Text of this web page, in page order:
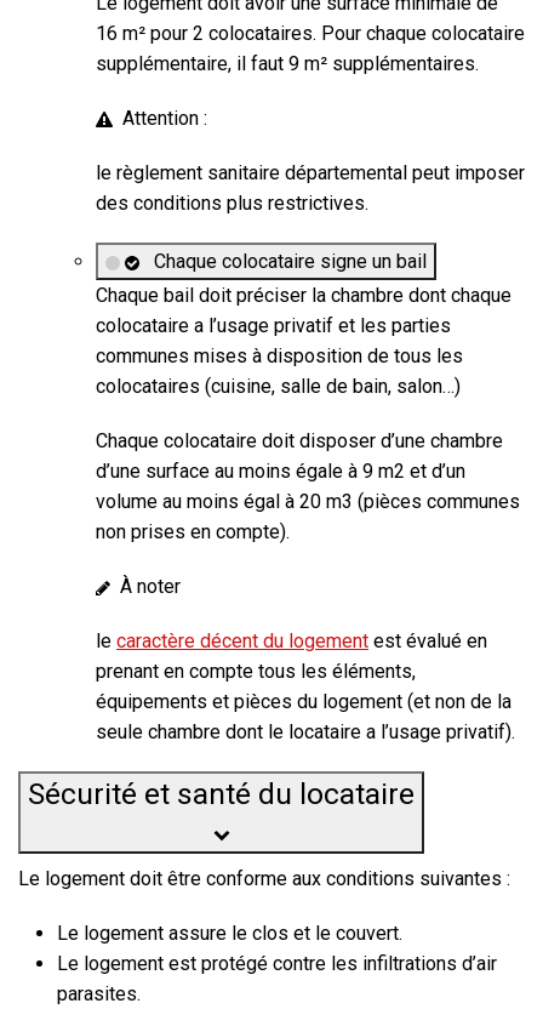
16 m² pour 2 colocataires. Pour chaque colocataire
supplémentaire, il faut 9 m² supplémentaires.
Attention :
le règlement sanitaire départemental peut imposer
des conditions plus restrictives.
Chaque colocataire signe un bail
Chaque bail doit préciser la chambre dont chaque
colocataire a l’usage privatif et les parties
communes mises à disposition de tous les
colocataires (cuisine, salle de bain, salon…)
Chaque colocataire doit disposer d’une chambre
d’une surface au moins égale à 9 m2 et d’un
volume au moins égal à 20 m3 (pièces communes
non prises en compte).
À noter
le caractère décent du logement est évalué en
prenant en compte tous les éléments,
équipements et pièces du logement (et non de la
seule chambre dont le locataire a l’usage privatif).
Sécurité et santé du locataire
Le logement doit être conforme aux conditions suivantes :
Le logement assure le clos et le couvert.
Le logement est protégé contre les infiltrations d’air
parasites.